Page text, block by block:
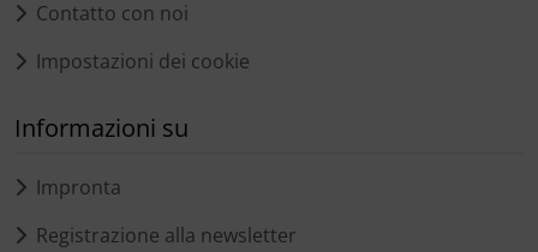
Contatto con noi
Impostazioni dei cookie
Informazioni su
Impronta
Registrazione alla newsletter